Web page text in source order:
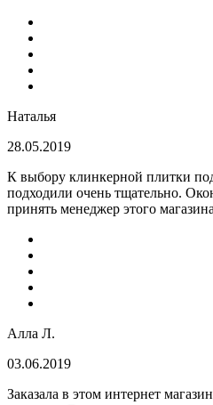
Наталья
28.05.2019
К выбору клинкерной плитки
подходили очень тщательно.
принять менеджер этого
Алла Л.
03.06.2019
Заказала в этом интернет